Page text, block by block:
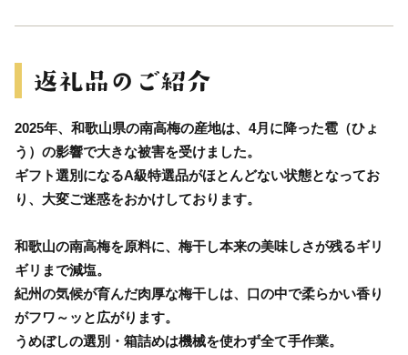
2025年、和歌山県の南高梅の産地は、4月に降った雹（ひょ
う）の影響で大きな被害を受けました。
ギフト選別になるA級特選品がほとんどない状態となってお
り、大変ご迷惑をおかけしております。
和歌山の南高梅を原料に、梅干し本来の美味しさが残るギリ
ギリまで減塩。
紀州の気候が育んだ肉厚な梅干しは、口の中で柔らかい香り
がフワ～ッと広がります。
うめぼしの選別・箱詰めは機械を使わず全て手作業。